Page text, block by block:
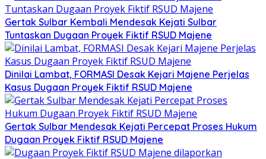
Gertak Sulbar Kembali Mendesak Kejati Sulbar
Tuntaskan Dugaan Proyek Fiktif RSUD Majene
Dinilai Lambat, FORMASI Desak Kejari Majene Perjelas
Kasus Dugaan Proyek Fiktif RSUD Majene
Gertak Sulbar Mendesak Kejati Percepat Proses Hukum
Dugaan Proyek Fiktif RSUD Majene